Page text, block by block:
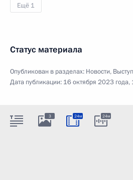
Ещё 1
Статус материала
Опубликован в разделах: Новости,
Дата публикации: 16 октября 2023
3 24м 24м